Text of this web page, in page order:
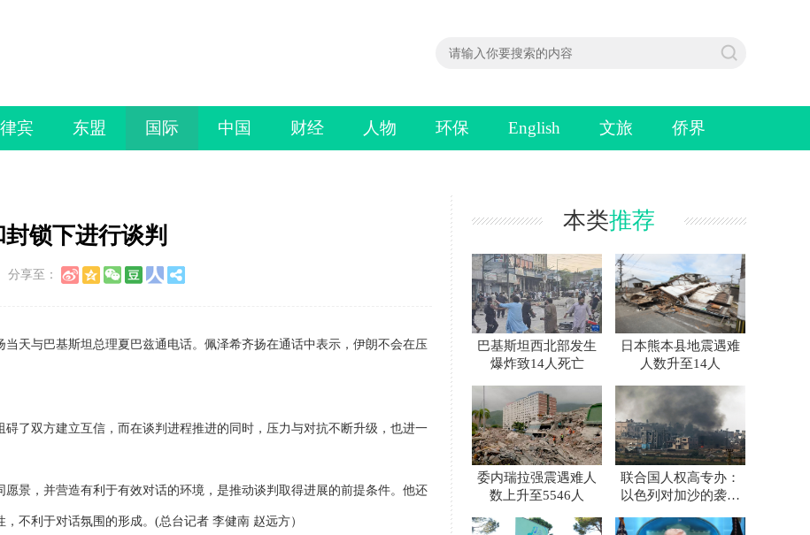
宾 东盟 国际 中国 财经 人物 环保 English 文旅 侨界
锁下进行谈判
分享至：
与巴基斯坦总理夏巴兹通电话。佩泽希齐扬在通话中表示，伊朗不会在压
双方建立互信，而在谈判进程推进的同时，压力与对抗不断升级，也进一
，并营造有利于有效对话的环境，是推动谈判取得进展的前提条件。他还
不利于对话氛围的形成。(总台记者 李健南 赵远方）
本类推荐
巴基斯坦西北部发生
爆炸致14人死亡
日本熊本县地震遇难
人数升至14人
委内瑞拉强震遇难人
数上升至5546人
联合国人权高专办：
以色列对加沙的袭击